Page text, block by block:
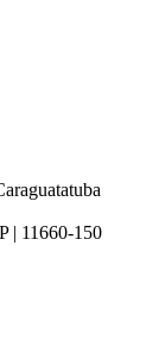
| 11660-150